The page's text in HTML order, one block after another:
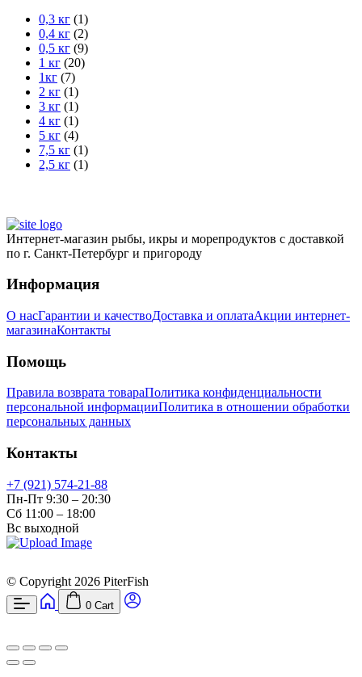
0,3 кг (1)
0,4 кг (2)
0,5 кг (9)
1 кг (20)
1кг (7)
2 кг (1)
3 кг (1)
4 кг (1)
5 кг (4)
7,5 кг (1)
2,5 кг (1)
Интернет-магазин рыбы, икры и морепродуктов с доставкой
по г. Санкт-Петербург и пригороду
Информация
О насГарантии и качествоДоставка и оплатаАкции интернет-
магазинаКонтакты
Помощь
Правила возврата товараПолитика конфиденциальности
персональной информацииПолитика в отношении обработки
персональных данных
Контакты
+7 (921) 574-21-88
Пн-Пт 9:30 – 20:30
Сб 11:00 – 18:00
Вс выходной
© Copyright 2026 PiterFish
0 Cart